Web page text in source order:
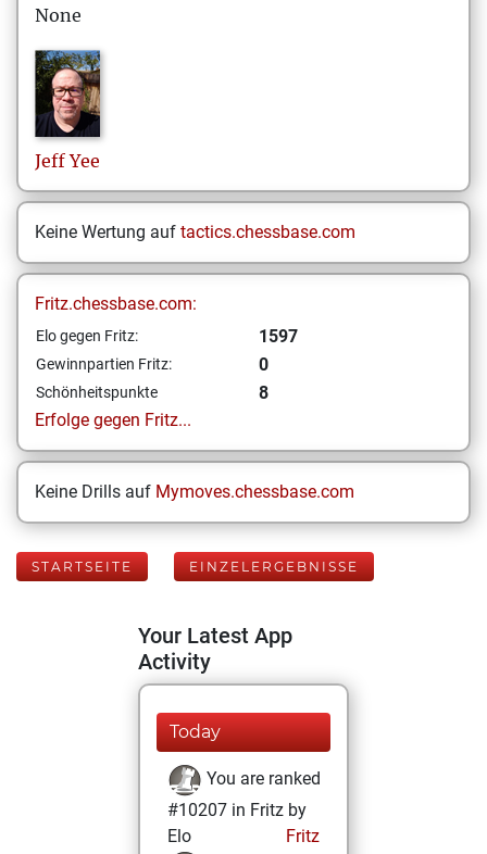
None
Jeff Yee
Keine Wertung auf tactics.chessbase.com
Fritz.chessbase.com:
Elo gegen Fritz: 1597
Gewinnpartien Fritz: 0
Schönheitspunkte
8
Erfolge gegen Fritz...
Keine Drills auf Mymoves.chessbase.com
STARTSEITE EINZELERGEBNISSE
Your Latest App
Activity
Today
You are ranked
#10207 in Fritz by
Elo
Fritz